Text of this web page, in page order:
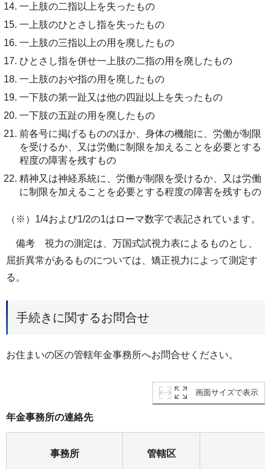
一上肢の二指以上を失ったもの
一上肢のひとさし指を失ったもの
一上肢の三指以上の用を廃したもの
ひとさし指を併せ一上肢の二指の用を廃したもの
一上肢のおや指の用を廃したもの
一下肢の第一趾又は他の四趾以上を失ったもの
一下肢の五趾の用を廃したもの
前各号に掲げるもののほか、身体の機能に、労働が制限
を受けるか、又は労働に制限を加えることを必要とする
程度の障害を残すもの
精神又は神経系統に、労働が制限を受けるか、又は労働
に制限を加えることを必要とする程度の障害を残すもの
（※）1/4および1/2の1はローマ数字で表記されています。
備考 視力の測定は、万国式試視力表によるものとし、
屈折異常があるものについては、矯正視力によって測定す
る。
手続きに関するお問合せ
お住まいの区の管轄年金事務所へお問合せください。
画面サイズで表示
年金事務所の連絡先
事務所 管轄区